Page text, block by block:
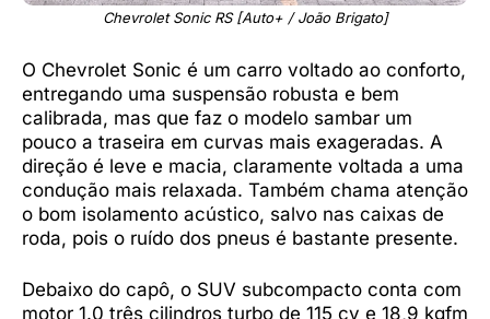
Chevrolet Sonic RS [Auto+ / João Brigato]
O Chevrolet Sonic é um carro voltado ao conforto,
entregando uma suspensão robusta e bem
calibrada, mas que faz o modelo sambar um
pouco a traseira em curvas mais exageradas. A
direção é leve e macia, claramente voltada a uma
condução mais relaxada. Também chama atenção
o bom isolamento acústico, salvo nas caixas de
roda, pois o ruído dos pneus é bastante presente.
Debaixo do capô, o SUV subcompacto conta com
motor 1.0 três cilindros turbo de 115 cv e 18,9 kgfm